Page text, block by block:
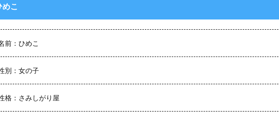
こ
前：ひめこ
別：女の子
格：さみしがり屋